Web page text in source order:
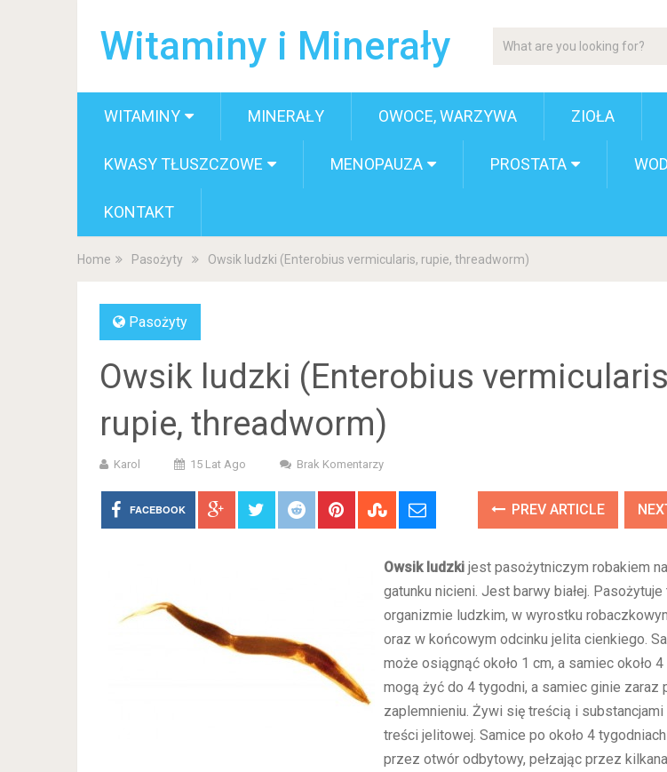
Witaminy i Minerały
WITAMINY MINERAŁY OWOCE, WARZYWA ZIOŁA
KWASY TŁUSZCZOWE MENOPAUZA PROSTATA
KONTAKT
Home Pasożyty Owsik ludzki (Enterobius vermicularis, rupie, threadworm)
Pasożyty
Owsik ludzki (Enterobius
rupie, threadworm)
Karol 15 Lat Ago Brak Komentarzy
FACEBOOK PREV ARTICLE
Owsik ludzki jest pasożytniczym robakiem
gatunku nicieni. Jest barwy białej.
organizmie ludzkim, w wyrostku
oraz w końcowym odcinku jelita cienkiego.
może osiągnąć około 1 cm, a samiec około 4
mogą żyć do 4 tygodni, a samiec ginie zaraz
zaplemnieniu. Żywi się treścią i
treści jelitowej. Samice po około 4
przez otwór odbytowy, pełzając przez